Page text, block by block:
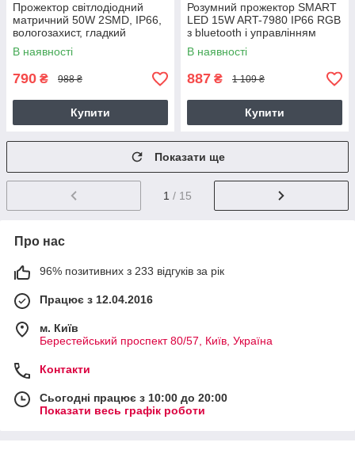
Прожектор світлодіодний
матричний 50W 2SMD, IP66,
вологозахист, гладкий
рефлектор-8
В наявності
790 ₴ 988 ₴
Купити
Розумний прожектор SMART
LED 15W ART-7980 IP66 RGB
з bluetooth і управлінням
через додаток
В наявності
887 ₴ 1 109 ₴
Купити
Показати ще
1 / 15
Про нас
96% позитивних з 233 відгуків за рік
Працює з 12.04.2016
м. Київ
Берестейський проспект 80/57, Київ, Україна
Контакти
Сьогодні працює з 10:00 до 20:00
Показати весь графік роботи